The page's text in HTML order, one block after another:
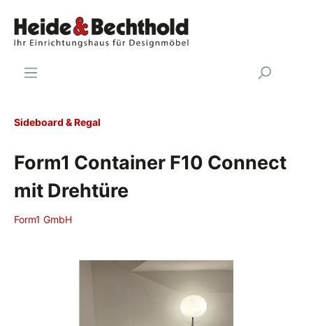
Sideboard & Regal
Form1 Container F10 Connect
mit Drehtüre
Form1 GmbH